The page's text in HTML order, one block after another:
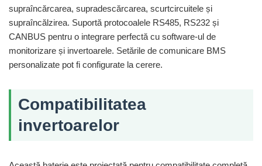
supraîncărcarea, supradescărcarea, scurtcircuitele și
supraîncălzirea. Suportă protocoalele RS485, RS232 și
CANBUS pentru o integrare perfectă cu software-ul de
monitorizare și invertoarele. Setările de comunicare BMS
personalizate pot fi configurate la cerere.
Compatibilitatea
invertoarelor